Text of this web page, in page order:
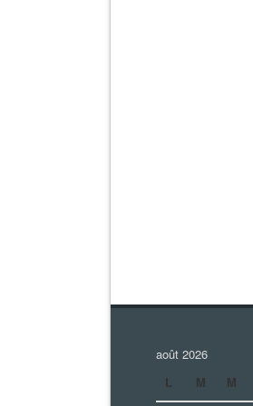
août 2026
L
M M